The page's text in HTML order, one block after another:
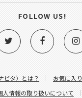
ビタ）とは？ お気に入り
人情報の取り扱いについて
FOLLOW US!